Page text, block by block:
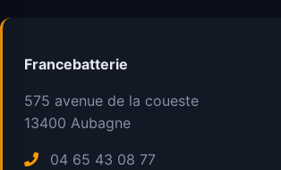
Francebatterie
575 avenue de la coueste
13400 Aubagne
04 65 43 08 77